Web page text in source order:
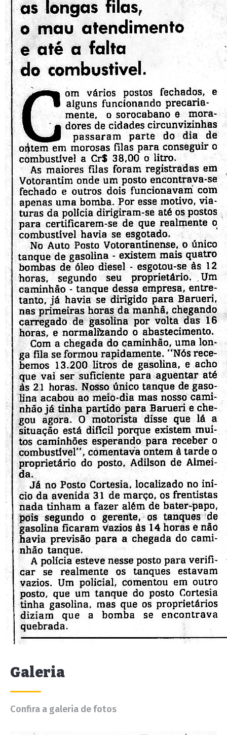
Galeria
Confira a galeria de fotos